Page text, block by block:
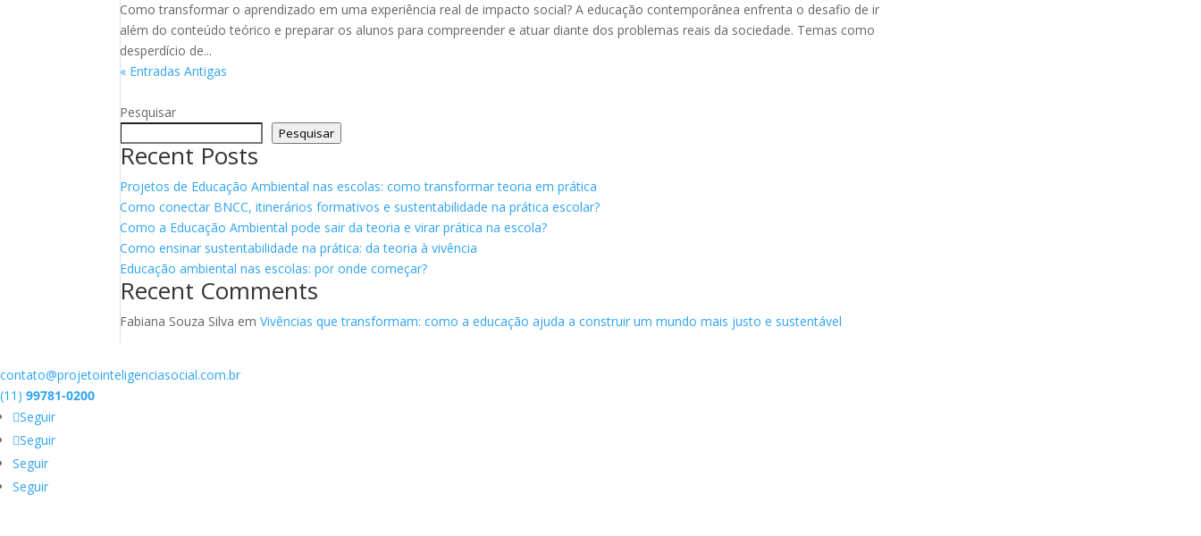
Como transformar o aprendizado em uma experiência real de impacto social? A educação contemporânea enfrenta o desafio de ir
além do conteúdo teórico e preparar os alunos para compreender e atuar diante dos problemas reais da sociedade. Temas como
desperdício de...
« Entradas Antigas
Pesquisar
Pesquisar
Recent Posts
Projetos de Educação Ambiental nas escolas: como transformar teoria em prática
Como conectar BNCC, itinerários formativos e sustentabilidade na prática escolar?
Como a Educação Ambiental pode sair da teoria e virar prática na escola?
Como ensinar sustentabilidade na prática: da teoria à vivência
Educação ambiental nas escolas: por onde começar?
Recent Comments
Fabiana Souza Silva emVivências que transformam: como a educação ajuda a construir um mundo mais justo e sustentável
contato@projetointeligenciasocial.com.br
(11) 99781-0200
Seguir
Seguir
Seguir
Seguir